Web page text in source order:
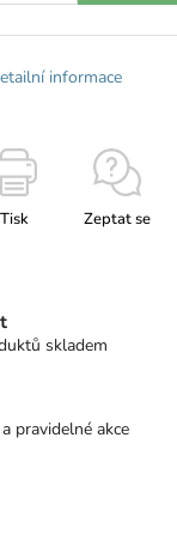
informace
Tisk Zeptat se
skladem
pravidelné akce